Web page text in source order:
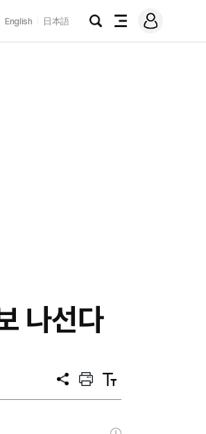
English 日本語
검
전
메
그
나선다
공
프
트
텍
트